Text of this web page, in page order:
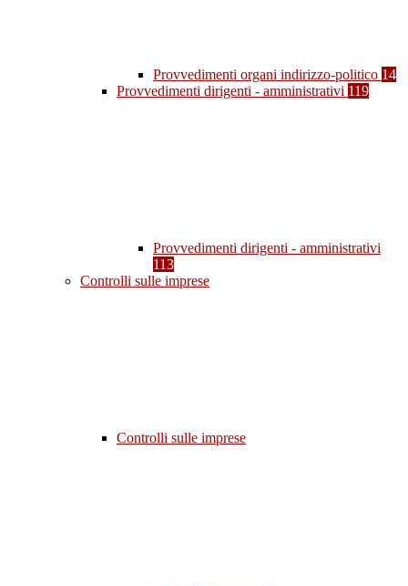
Provvedimenti organi indirizzo-politico 14
Provvedimenti dirigenti - amministrativi 119
Provvedimenti dirigenti - amministrativi
113
Controlli sulle imprese
Controlli sulle imprese